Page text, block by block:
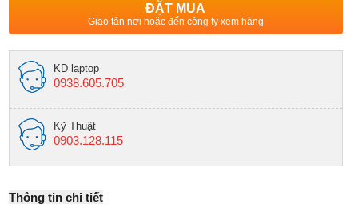
ĐẶT MUA
Giao tận nơi hoặc đến công ty xem hàng
KD laptop
0938.605.705
Kỹ Thuật
0903.128.115
Thông tin chi tiết